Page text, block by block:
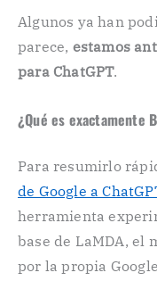
Algunos ya han
parece, estamos
para ChatGPT.
¿Qué es exactamente
Para resumirlo
de Google a
herramienta
base de LaMDA, el
por la propia